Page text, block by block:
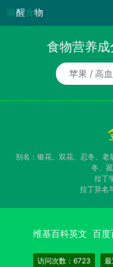
唤醒食物
食物营养
食物/AI食疗诉求/
别名：银花、双花、忍冬、老
冬、
拉丁
拉丁异名
维基百科英文 百度
访问次数：6723